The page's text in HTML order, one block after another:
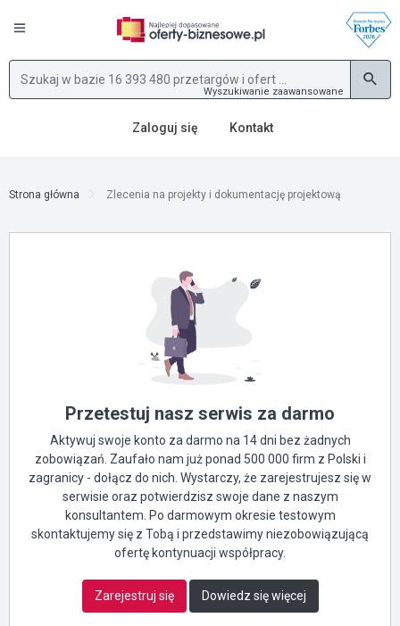
Wyszukiwanie zaawansowane
Zaloguj się Kontakt
Strona główna Zlecenia na projekty i dokumentację projektową
Przetestuj nasz serwis za darmo
Aktywuj swoje konto za darmo na 14 dni bez żadnych
zobowiązań. Zaufało nam już ponad 500 000 firm z Polski i
zagranicy - dołącz do nich. Wystarczy, że zarejestrujesz się w
serwisie oraz potwierdzisz swoje dane z naszym
konsultantem. Po darmowym okresie testowym
skontaktujemy się z Tobą i przedstawimy niezobowiązującą
ofertę kontynuacji współpracy.
Zarejestruj się Dowiedz się więcej